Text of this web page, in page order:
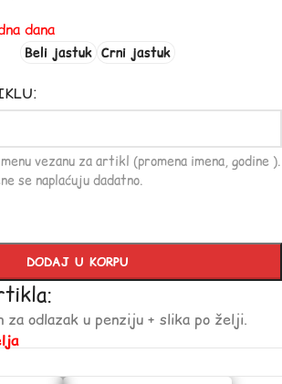
dana
Beli jastuk Crni jastuk
vezanu za artikl (promena imena, godine ).
se naplaćuju dadatno.
DODAJ U KORPU
za odlazak u penziju + slika po želji.